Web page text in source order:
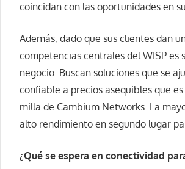
coincidan con las oportunidades en
Además, dado que sus clientes dan
competencias centrales del WISP
negocio. Buscan soluciones que se
confiable a precios asequibles que
milla de Cambium Networks. La
alto rendimiento en segundo lugar
¿Qué se espera en conectividad